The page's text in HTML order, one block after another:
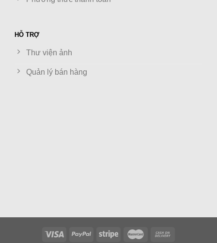
HỖ TRỢ
Thư viện ảnh
Quản lý bán hàng